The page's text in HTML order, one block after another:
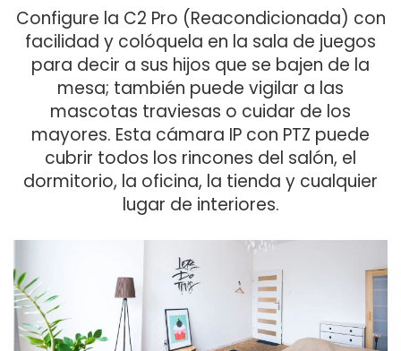
Configure la C2 Pro (Reacondicionada) con
facilidad y colóquela en la sala de juegos
para decir a sus hijos que se bajen de la
mesa; también puede vigilar a las
mascotas traviesas o cuidar de los
mayores. Esta cámara IP con PTZ puede
cubrir todos los rincones del salón, el
dormitorio, la oficina, la tienda y cualquier
lugar de interiores.